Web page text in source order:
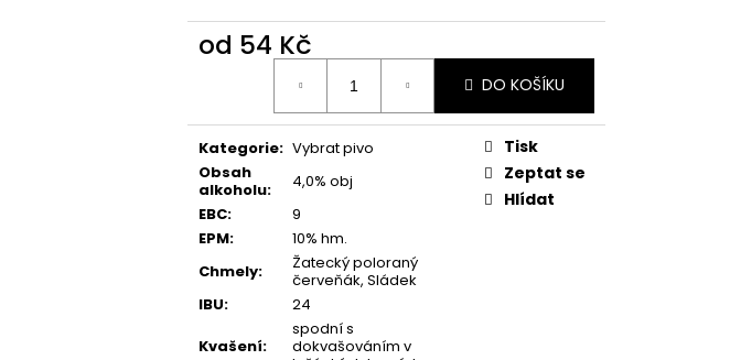
od 54 Kč
DO KOŠÍKU
Kategorie: Vybrat pivo
Obsah
alkoholu:
4,0% obj
EBC:
9
EPM:
10% hm.
Chmely:
Žatecký poloraný
červeňák, Sládek
IBU:
24
Kvašení:
spodní s
dokvašováním v
Tisk
Zeptat se
Hlídat